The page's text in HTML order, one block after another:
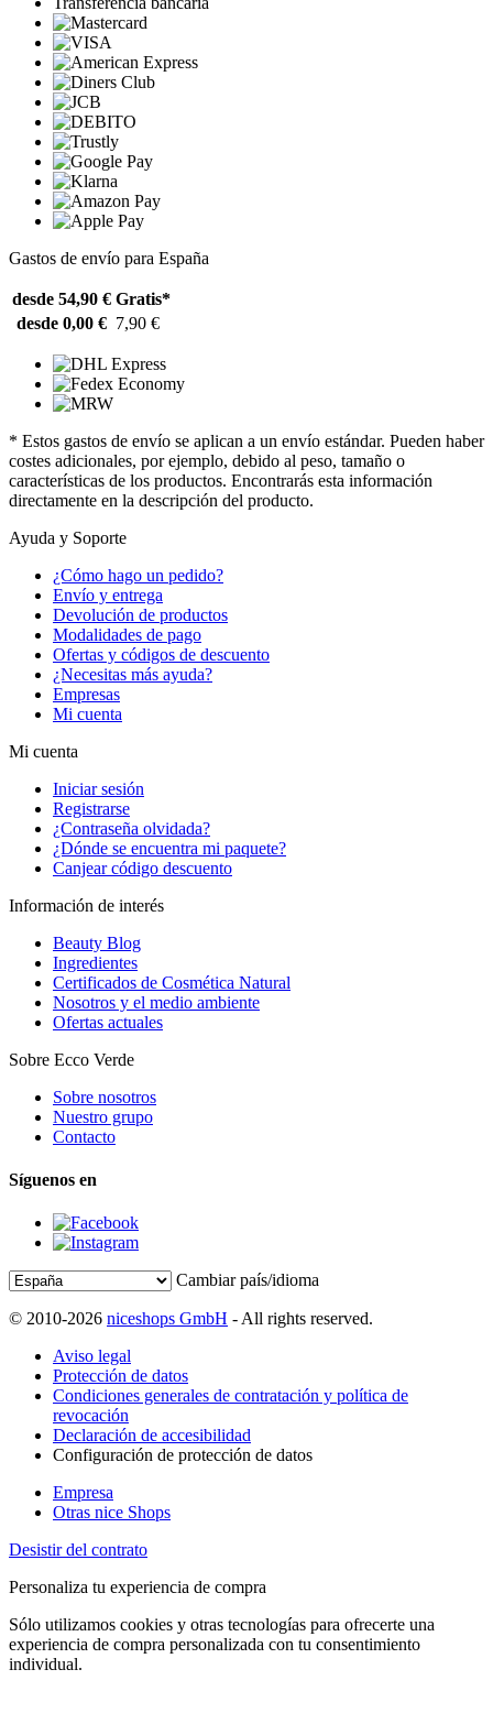
Gastos de envío para España
desde 54,90 € Gratis*
desde 0,00 € 7,90 €
* Estos gastos de envío se aplican a un envío estándar. Pueden haber
costes adicionales, por ejemplo, debido al peso, tamaño o
características de los productos. Encontrarás esta información
directamente en la descripción del producto.
Ayuda y Soporte
¿Cómo hago un pedido?
Envío y entrega
Devolución de productos
Modalidades de pago
Ofertas y códigos de descuento
¿Necesitas más ayuda?
Empresas
Mi cuenta
Mi cuenta
Iniciar sesión
Registrarse
¿Contraseña olvidada?
¿Dónde se encuentra mi paquete?
Canjear código descuento
Información de interés
Beauty Blog
Ingredientes
Certificados de Cosmética Natural
Nosotros y el medio ambiente
Ofertas actuales
Sobre Ecco Verde
Sobre nosotros
Nuestro grupo
Contacto
Síguenos en
Cambiar país/idioma
© 2010-2026 niceshops GmbH - All rights reserved.
Aviso legal
Protección de datos
Condiciones generales de contratación y política de
revocación
Declaración de accesibilidad
Configuración de protección de datos
Empresa
Otras nice Shops
Desistir del contrato
Personaliza tu experiencia de compra
Sólo utilizamos cookies y otras tecnologías para ofrecerte una
experiencia de compra personalizada con tu consentimiento
individual.